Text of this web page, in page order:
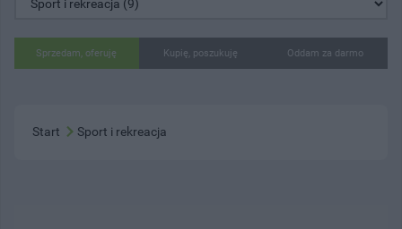
Sprzedam, oferuję Kupię, poszukuję Oddam za darmo
Start Sport i rekreacja